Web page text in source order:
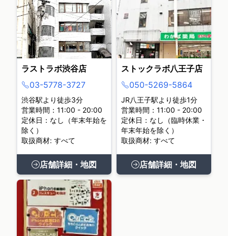
ラストラボ渋谷店
03-5778-3727
渋谷駅より徒歩3分
営業時間：11:00 - 20:00
定休日：なし（年末年始を
除く）
取扱商材: すべて
店舗詳細・地図
ストックラボ八王子店
050-5269-5864
JR八王子駅より徒歩1分
営業時間：11:00 - 20:00
定休日：なし（臨時休業・
年末年始を除く）
取扱商材: すべて
店舗詳細・地図